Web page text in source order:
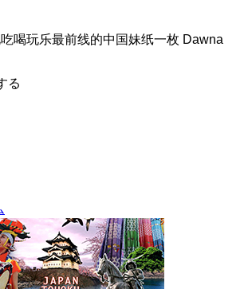
喝玩乐最前线的中国妹纸一枚 Dawna
る